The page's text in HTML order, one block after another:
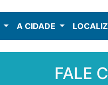
A CIDADE
FALE